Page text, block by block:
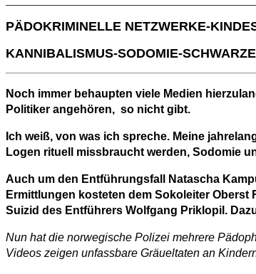
PÄDOKRIMINELLE NETZWERKE-
KANNIBALISMUS-SODOMIE-
Noch immer behaupten viele Medien
Politiker angehören, so nicht gibt.
Ich weiß, von was ich spreche. Meine
Logen rituell missbraucht werden, Sodomie
Auch um den Entführungsfall Natascha
Ermittlungen kosteten dem Sokoleiter
Suizid des Entführers Wolfgang Priklopil.
Nun hat die norwegische Polizei mehrere
Videos zeigen unfassbare Gräueltaten an